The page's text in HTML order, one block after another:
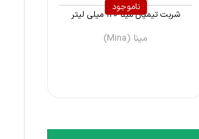
ناموجود
شربت تیمیان مینا ۱۲۰ میلی لیتر
مینا (Mina)